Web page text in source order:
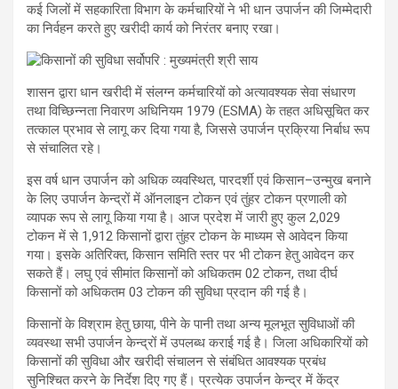
कई जिलों में सहकारिता विभाग के कर्मचारियों ने भी धान उपार्जन की जिम्मेदारी
का निर्वहन करते हुए खरीदी कार्य को निरंतर बनाए रखा।
शासन द्वारा धान खरीदी में संलग्न कर्मचारियों को अत्यावश्यक सेवा संधारण
तथा विच्छिन्नता निवारण अधिनियम 1979 (ESMA) के तहत अधिसूचित कर
तत्काल प्रभाव से लागू कर दिया गया है, जिससे उपार्जन प्रक्रिया निर्बाध रूप
से संचालित रहे।
इस वर्ष धान उपार्जन को अधिक व्यवस्थित, पारदर्शी एवं किसान–उन्मुख बनाने
के लिए उपार्जन केन्द्रों में ऑनलाइन टोकन एवं तुंहर टोकन प्रणाली को
व्यापक रूप से लागू किया गया है। आज प्रदेश में जारी हुए कुल 2,029
टोकन में से 1,912 किसानों द्वारा तुंहर टोकन के माध्यम से आवेदन किया
गया। इसके अतिरिक्त, किसान समिति स्तर पर भी टोकन हेतु आवेदन कर
सकते हैं। लघु एवं सीमांत किसानों को अधिकतम 02 टोकन, तथा दीर्घ
किसानों को अधिकतम 03 टोकन की सुविधा प्रदान की गई है।
किसानों के विश्राम हेतु छाया, पीने के पानी तथा अन्य मूलभूत सुविधाओं की
व्यवस्था सभी उपार्जन केन्द्रों में उपलब्ध कराई गई है। जिला अधिकारियों को
किसानों की सुविधा और खरीदी संचालन से संबंधित आवश्यक प्रबंध
सुनिश्चित करने के निर्देश दिए गए हैं। प्रत्येक उपार्जन केन्द्र में केंद्र